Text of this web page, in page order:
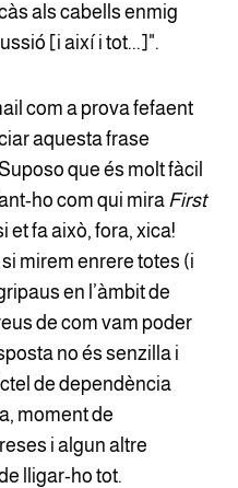
als cabells enmig
[i així i tot...]".
com a prova fefaent
aquesta frase
que és molt fàcil
ho com qui miraFirst
et fa això, fora, xica!
mirem enrere totes (i
en l’àmbit de
de com vam poder
no és senzilla i
de dependència
moment de
i algun altre
lligar-ho tot.